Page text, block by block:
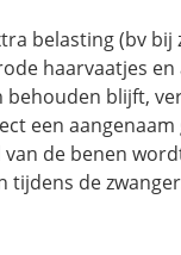
belasting (bv bij
haarvaatjes
behouden blijft,
een aangenaam
de benen
tijdens de